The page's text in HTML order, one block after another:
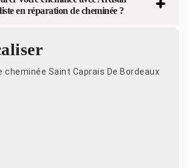
en réparation de cheminée ?
cheminée Saint Caprais De Bordeaux